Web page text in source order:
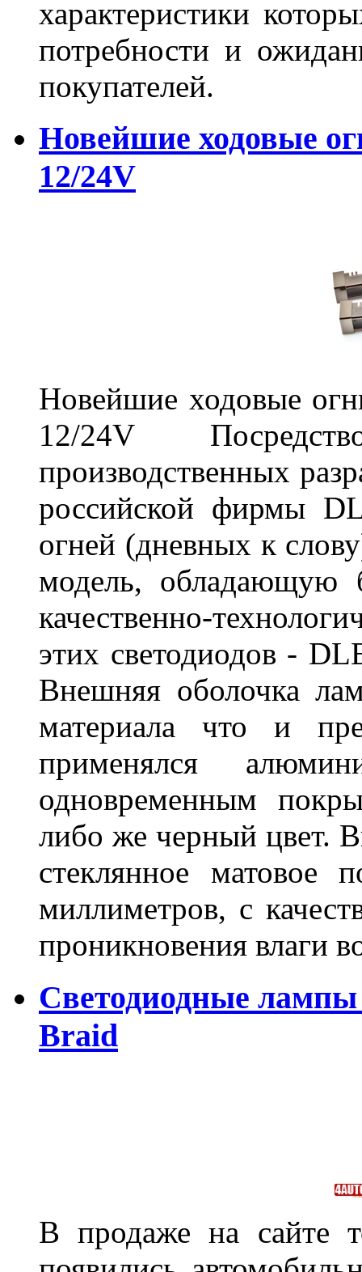
характеристики
потребности и
покупателей.
Новейшие ходовые
12/24V
Новейшие ходовые
12/24V
производственных
российской фирмы
огней (дневных к
модель,
качественно-
этих светодиодов -
Внешняя оболочка
материала что и
применялся
одновременным
либо же черный цвет.
стеклянное матовое
миллиметров, с
проникновения влаги
Светодиодные лампы
Braid
В продаже на сайте